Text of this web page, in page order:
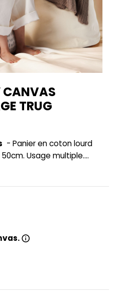
CANVAS
TRUG
Usage multiple.
40x40cm - L: 40x60cm.